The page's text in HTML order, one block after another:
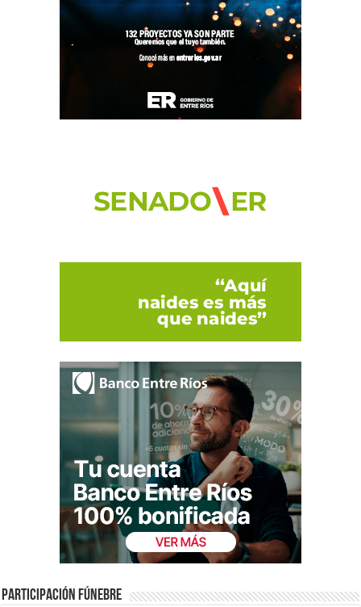
Participación fúnebre